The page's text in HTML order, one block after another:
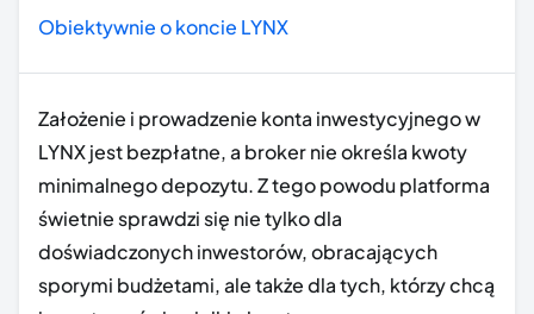
Obiektywnie o koncie LYNX
Założenie i prowadzenie konta inwestycyjnego w
LYNX jest bezpłatne, a broker nie określa kwoty
minimalnego depozytu. Z tego powodu platforma
świetnie sprawdzi się nie tylko dla
doświadczonych inwestorów, obracających
sporymi budżetami, ale także dla tych, którzy chcą